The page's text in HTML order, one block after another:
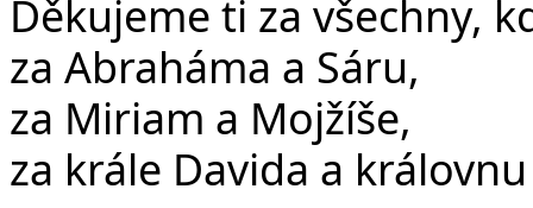
Děkujeme ti za všechny,
za Abraháma a Sáru,
za Miriam a Mojžíše,
za krále Davida a královnu